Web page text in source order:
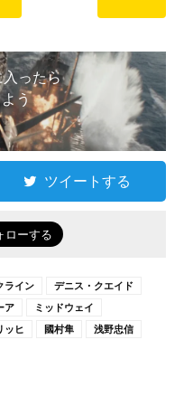
入ったら
う
ツイートする
ライン
デニス・クエイド
ア
ミッドウェイ
ッヒ 國村隼
浅野忠信